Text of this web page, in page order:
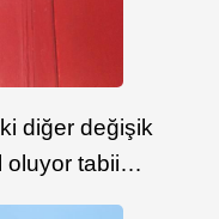
diğer değişik
oluyor tabii…